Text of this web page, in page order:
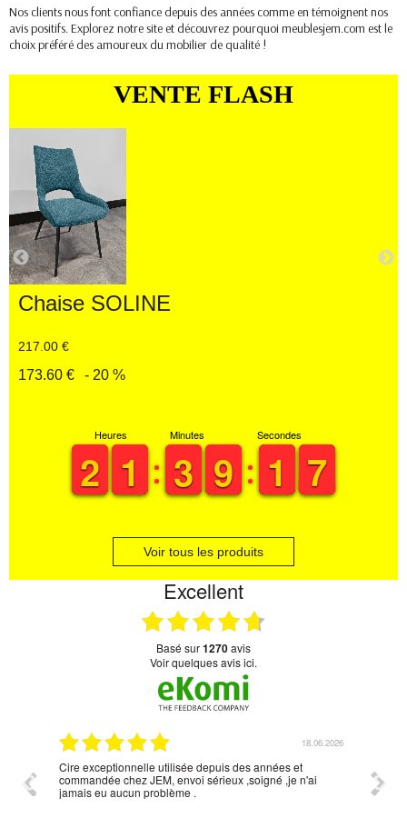
Nos clients nous font confiance depuis des années comme en témoignent nos
avis positifs. Explorez notre site et découvrez pourquoi meublesjem.com est le
choix préféré des amoureux du mobilier de qualité !
VENTE FLASH
Chaise SOLINE
217.00 €
173.60 € - 20 %
Heures
1
1
2
2 1
1
1
1
Minutes
2
2
3
3 8
8
9
9
Secondes
2
1
1 7
6
6
Voir tous les produits
Excellent
basé sur1270avis
Voir quelques avis ici.
18.06.2026
Cire exceptionnelle utilisée depuis des années et
commandée chez JEM, envoi sérieux ,soigné ,je n'ai
jamais eu aucun problème .